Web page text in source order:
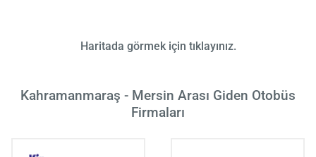
Haritada görmek için tıklayınız.
Kahramanmaraş - Mersin Arası Giden Otobüs
Firmaları